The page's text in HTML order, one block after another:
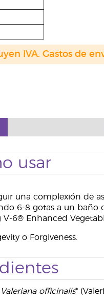
IVA. Gastos de
usar
una complexión de
6-8 gotas a un baño
6® Enhanced
o Forgiveness.
Valeriana officinalis*